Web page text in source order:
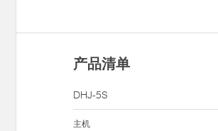
产品清单
DHJ-5S
主机